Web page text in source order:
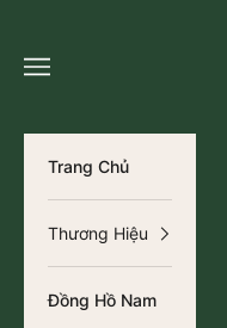
Trang Chủ
Thương Hiệu
Đồng Hồ Nam